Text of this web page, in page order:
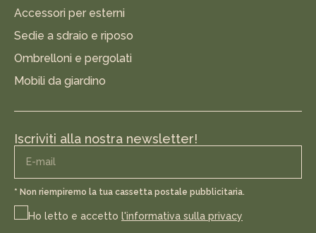
Accessori per esterni
Sedie a sdraio e riposo
Ombrelloni e pergolati
Mobili da giardino
Iscriviti alla nostra newsletter!
* Non riempiremo la tua cassetta postale pubblicitaria.
Ho letto e accetto l'informativa sulla privacy